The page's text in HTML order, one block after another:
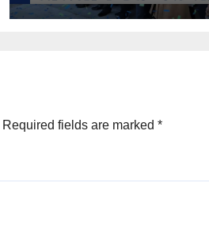
Required fields are marked *